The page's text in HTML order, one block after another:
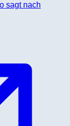
sagt nach